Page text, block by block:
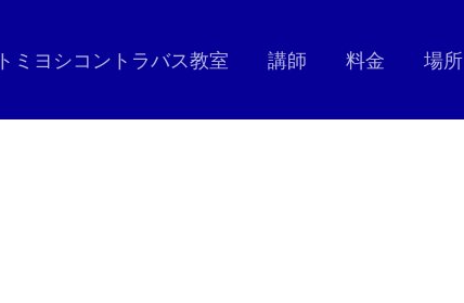
トミヨシコントラバス教室 講師 料金 場所